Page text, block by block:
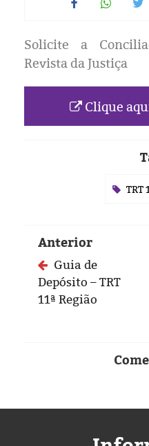
Solicite a
Revista da Justiça
Clique
TRT
Anterior
Guia de
Depósito – TRT
11ª Região